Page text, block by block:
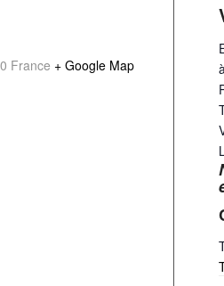
France + Google Map